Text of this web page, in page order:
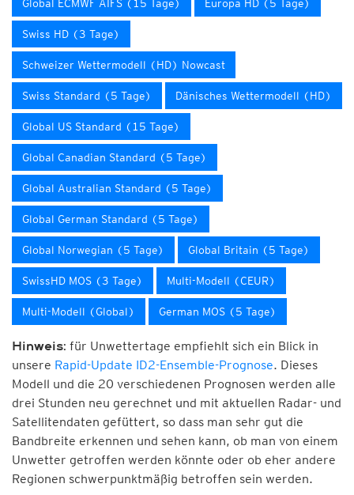
Global ECMWF AIFS (15 Tage) Europa HD (5 Tage)
Swiss HD (3 Tage)
Schweizer Wettermodell (HD) Nowcast
Swiss Standard (5 Tage) Dänisches Wettermodell (HD)
Global US Standard (15 Tage)
Global Canadian Standard (5 Tage)
Global Australian Standard (5 Tage)
Global German Standard (5 Tage)
Global Norwegian (5 Tage) Global Britain (5 Tage)
SwissHD MOS (3 Tage) Multi-Modell (CEUR)
Multi-Modell (Global) German MOS (5 Tage)
Hinweis: für Unwettertage empfiehlt sich ein Blick in
unsere Rapid-Update ID2-Ensemble-Prognose. Dieses
Modell und die 20 verschiedenen Prognosen werden alle
drei Stunden neu gerechnet und mit aktuellen Radar- und
Satellitendaten gefüttert, so dass man sehr gut die
Bandbreite erkennen und sehen kann, ob man von einem
Unwetter getroffen werden könnte oder ob eher andere
Regionen schwerpunktmäßig betroffen sein werden.